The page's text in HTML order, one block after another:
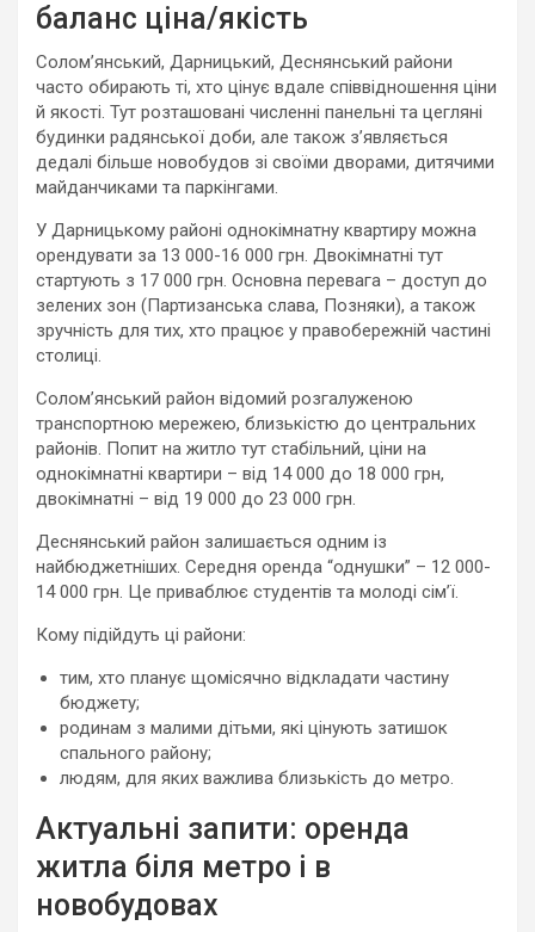
баланс ціна/якість
Солом’янський, Дарницький, Деснянський райони
часто обирають ті, хто цінує вдале співвідношення ціни
й якості. Тут розташовані численні панельні та цегляні
будинки радянської доби, але також з’являється
дедалі більше новобудов зі своїми дворами, дитячими
майданчиками та паркінгами.
У Дарницькому районі однокімнатну квартиру можна
орендувати за 13 000-16 000 грн. Двокімнатні тут
стартують з 17 000 грн. Основна перевага – доступ до
зелених зон (Партизанська слава, Позняки), а також
зручність для тих, хто працює у правобережній частині
столиці.
Солом’янський район відомий розгалуженою
транспортною мережею, близькістю до центральних
районів. Попит на житло тут стабільний, ціни на
однокімнатні квартири – від 14 000 до 18 000 грн,
двокімнатні – від 19 000 до 23 000 грн.
Деснянський район залишається одним із
найбюджетніших. Середня оренда “однушки” – 12 000-
14 000 грн. Це приваблює студентів та молоді сім’ї.
Кому підійдуть ці райони:
тим, хто планує щомісячно відкладати частину
бюджету;
родинам з малими дітьми, які цінують затишок
спального району;
людям, для яких важлива близькість до метро.
Актуальні запити: оренда
житла біля метро і в
новобудовах